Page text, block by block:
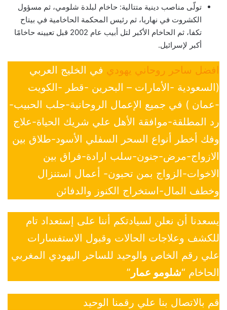
تولّى مناصب دينية متتالية: حاخام لبلدة شلومي، ثم مسؤول
الكشروت في نهاريا، ثم رئيس المحكمة الحاخامية في بيتاح
تكفا، ثم الحاخام الأكبر لتل أبيب عام 2002 قبل تعيينه حاخامًا
أكبر لإسرائيل.
افضل ساحر روحاني يهودي في الخليج العربي
(السعودية -الأمارات – البحرين -قطر -الكويت
-عمان ) في جميع الإعمال الروحانية-جلب الحبيب-
رد المطلقة-موافقة الأهل علي شريك الحياة-علاج
وفك أخطر أنواع السحر السفلي الأسود-طلاق بين
الازواج-مرض-جنون-سلب ارادة-فراق بين
الاخوات-الزواج بمن تحبون- أعمال استنزال
وخطف المال-استخراج الكنوز والدفائن
يسعدنا أن نعلن لسيادتكم أننا على إستعداد تام
للكشف وعلاجات الحالات وقبول الاستفسارات
علي رقم الخاص والوحيد للساحر اليهودي المغربي
الحاخام “شلومو عمار ”
قم بالاتصال بنا علي رقمنا الوحيد